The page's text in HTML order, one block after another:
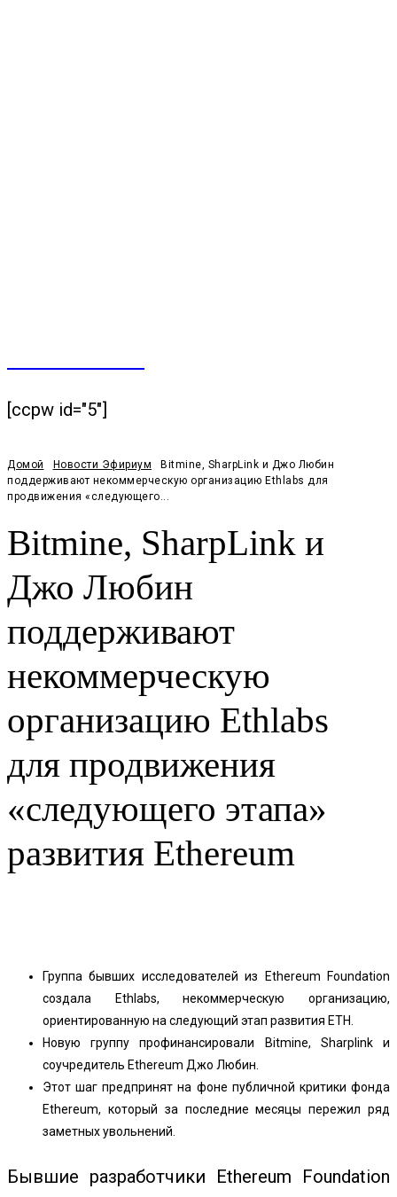
[ccpw id="5"]
Домой Новости Эфириум
Bitmine, SharpLink и Джо Любин
поддерживают некоммерческую организацию Ethlabs для
продвижения «следующего...
Bitmine, SharpLink и
Джо Любин
поддерживают
некоммерческую
организацию Ethlabs
для продвижения
«следующего этапа»
развития Ethereum
Группа бывших исследователей из Ethereum Foundation
создала Ethlabs, некоммерческую организацию,
ориентированную на следующий этап развития ETH.
Новую группу профинансировали Bitmine, Sharplink и
соучредитель Ethereum Джо Любин.
Этот шаг предпринят на фоне публичной критики фонда
Ethereum, который за последние месяцы пережил ряд
заметных увольнений.
Бывшие разработчики Ethereum Foundation